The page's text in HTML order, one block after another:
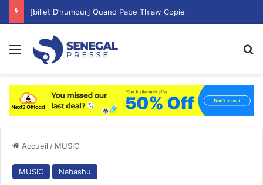
Menu
Accueil / MUSIC
MUSIC Nabashu